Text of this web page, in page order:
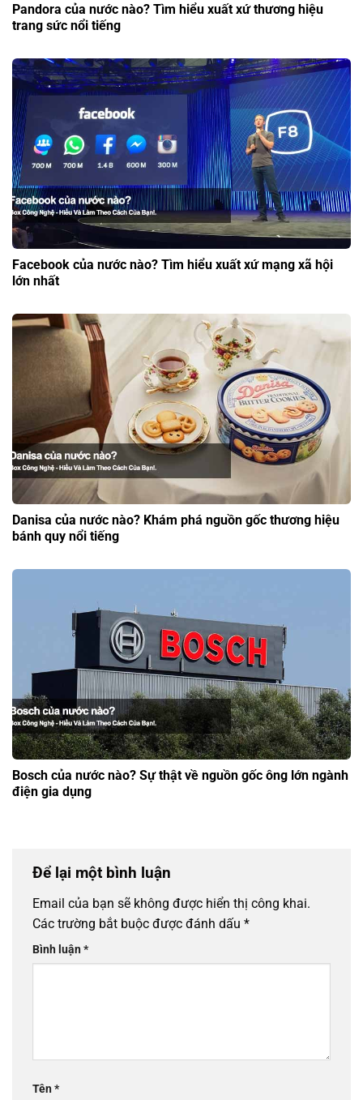
Pandora của nước nào? Tìm hiểu xuất xứ thương hiệu
trang sức nổi tiếng
Facebook của nước nào? Tìm hiểu xuất xứ mạng xã hội
lớn nhất
Danisa của nước nào? Khám phá nguồn gốc thương hiệu
bánh quy nổi tiếng
Bosch của nước nào? Sự thật về nguồn gốc ông lớn ngành
điện gia dụng
Để lại một bình luận
Email của bạn sẽ không được hiển thị công khai.
Các trường bắt buộc được đánh dấu *
Bình luận*
Tên*